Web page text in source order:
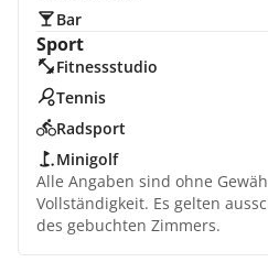
Bar
Sport
Fitnessstudio
Tennis
Radsport
Minigolf
Alle Angaben sind ohne
Vollständigkeit. Es gelten
des gebuchten Zimmers.